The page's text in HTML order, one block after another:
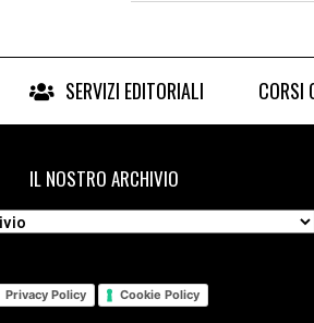
SERVIZI EDITORIALI CORSI
IL NOSTRO ARCHIVIO
Privacy Policy Cookie Policy